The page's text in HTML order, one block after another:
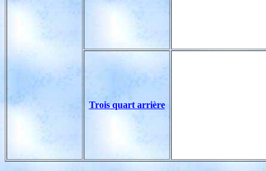
Trois quart arrière